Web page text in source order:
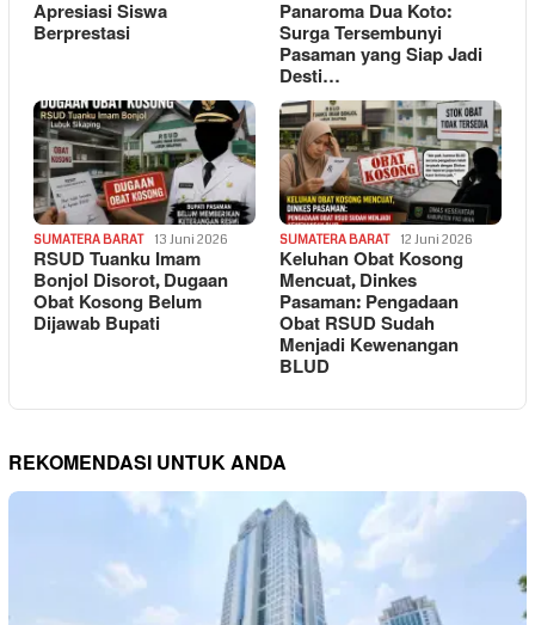
Apresiasi Siswa
Berprestasi
Panaroma Dua Koto:
Surga Tersembunyi
Pasaman yang Siap Jadi
Desti…
SUMATERA BARAT 13 Juni 2026
RSUD Tuanku Imam
Bonjol Disorot, Dugaan
Obat Kosong Belum
Dijawab Bupati
SUMATERA BARAT 12 Juni 2026
Keluhan Obat Kosong
Mencuat, Dinkes
Pasaman: Pengadaan
Obat RSUD Sudah
Menjadi Kewenangan
BLUD
REKOMENDASI UNTUK ANDA